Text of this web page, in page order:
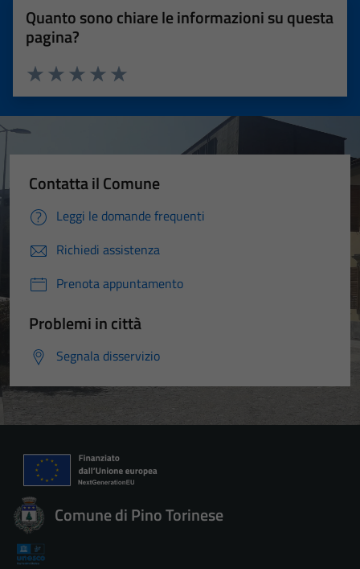
Quanto sono chiare le informazioni su questa
pagina?
Valuta 5 stelle su 5
Valuta 4 stelle su 5
Valuta 3 stelle su 5
Valuta 2 stelle su 5
Valuta 1 stelle su 5
Contatta il Comune
Leggi le domande frequenti
Richiedi assistenza
Prenota appuntamento
Problemi in città
Segnala disservizio
Comune di Pino Torinese